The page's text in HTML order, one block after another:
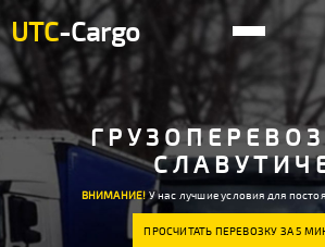
UTC-Cargo
ВНИМАНИЕ!У нас лучшие условия для
ПРОСЧИТАТЬ ПЕРЕВОЗКУ ЗА 5